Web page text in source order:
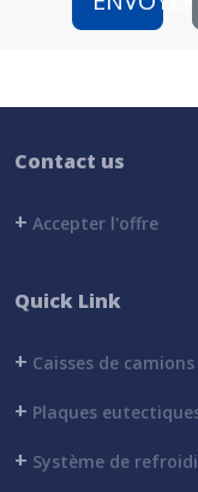
Contact us
+ Accepter l'offre
Quick Link
+ Caisses de
+ Plaques
+ Système de